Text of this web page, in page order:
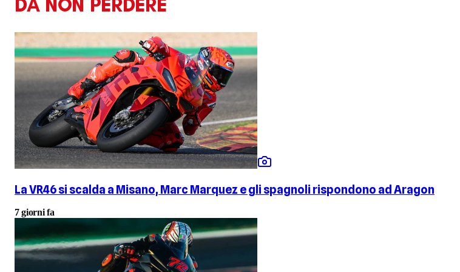
DA NON PERDERE
La VR46 si scalda a Misano, Marc Marquez e gli spagnoli rispondono ad Aragon
7 giorni fa